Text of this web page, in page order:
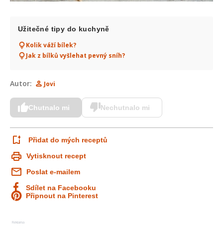
Užitečné tipy do kuchyně
Kolik váží bílek?
Jak z bílků vyšlehat pevný sníh?
Autor: Jovi
Chutnalo mi Nechutnalo mi
Přidat do mých receptů
Vytisknout recept
Poslat e-mailem
Sdílet na Facebooku
Připnout na Pinterest
Reklama